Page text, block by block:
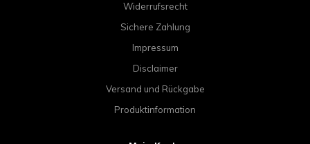
Widerrufsrecht
Sichere Zahlung
Impressum
Disclaimer
Versand und Rückgabe
Produktinformation